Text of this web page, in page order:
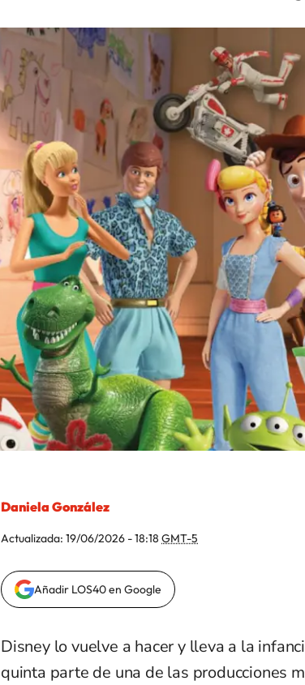
Daniela González
Actualizada: 19/06/2026 - 18:18 GMT-5
Añadir LOS40 en Google
Disney lo vuelve a hacer y lleva a la
quinta parte de una de las producciones